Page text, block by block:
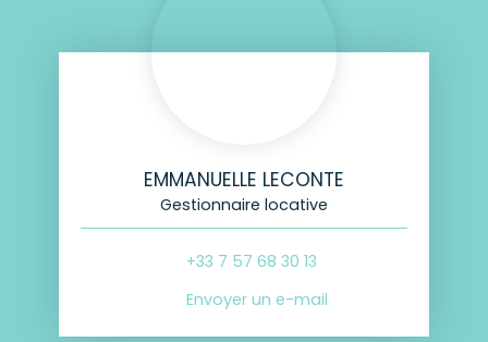
EMMANUELLE LECONTE
Gestionnaire locative
+33 7 57 68 30 13
Envoyer un e-mail